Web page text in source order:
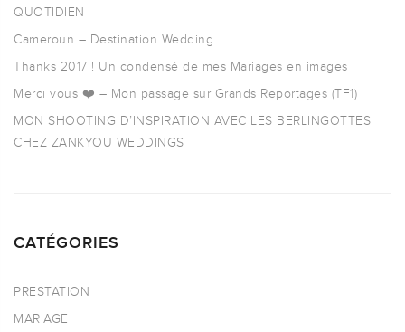
QUOTIDIEN
Cameroun – Destination Wedding
Thanks 2017 ! Un condensé de mes Mariages en images
Merci vous ❤️ – Mon passage sur Grands Reportages (TF1)
MON SHOOTING D’INSPIRATION AVEC LES BERLINGOTTES
CHEZ ZANKYOU WEDDINGS
CATÉGORIES
PRESTATION
MARIAGE